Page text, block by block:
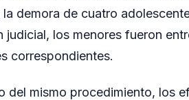
demora de cuatro
judicial, los menores fueron
correspondientes.
del mismo procedimiento, los